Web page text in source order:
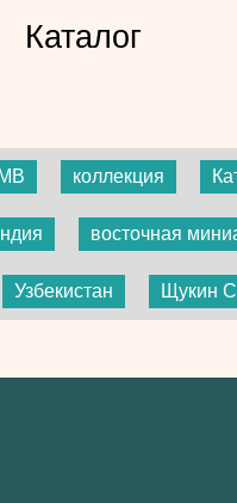
Каталог
коллекция
восточная
Узбекистан Щукин